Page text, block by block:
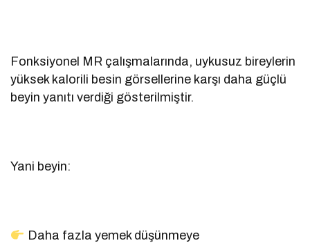
Fonksiyonel MR çalışmalarında, uykusuz bireylerin
yüksek kalorili besin görsellerine karşı daha güçlü
beyin yanıtı verdiği gösterilmiştir.
Yani beyin:
Daha fazla yemek düşünmeye